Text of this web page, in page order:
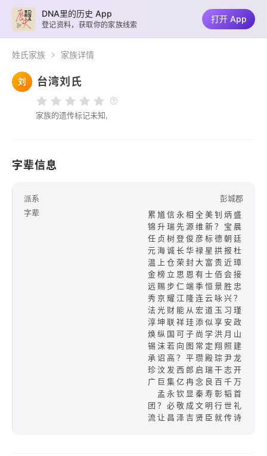
姓氏家族 家族详情
刘 台湾刘氏
家族的遗传标记未知,
字辈信息
派系
彭城郡
字辈
累馗信永相全美钊炳盛
锦升瑞先源维新？宝晨
任贞树登俊彦标德朝廷
元海诚长华禄星拱报杜
温上仓荣封大富贵近璋
金榜立思恩有士佰会接
远赐步仁端季恒景胜忠
秀京耀江隆连云咏兴？
法光财能从宏道玉习瑾
淳坤联祥珪添似享安政
焕纵国可子尚学洪月山
锡沫若向图常定翔照建
承诏高？平瓒殿琮尹龙
珍汶发西郎启瑞干志开
广巨集亿冉念良百千万
孟永钦显秦寿彰韬首
团？必敬成文明行世礼
流让昌泽吉贤臣就传诗
DNA里的历史 App
登记资料，获取你的家族线索
打开 App